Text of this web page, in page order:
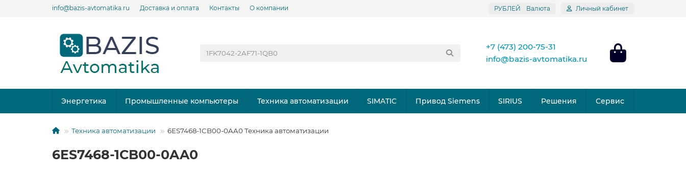
info@bazis-avtomatika.ru Доставка и оплата Контакты О компании РУБЛЕЙ Валюта Личный кабинет
+7 (473) 200-75-31
info@bazis-avtomatika.ru
Энергетика Промышленные компьютеры Техника автоматизации SIMATIC Привод Siemens SIRIUS Решения Сервис
Техника автоматизации 6ES7468-1CB00-0AA0 Техника автоматизации
6ES7468-1CB00-0AA0